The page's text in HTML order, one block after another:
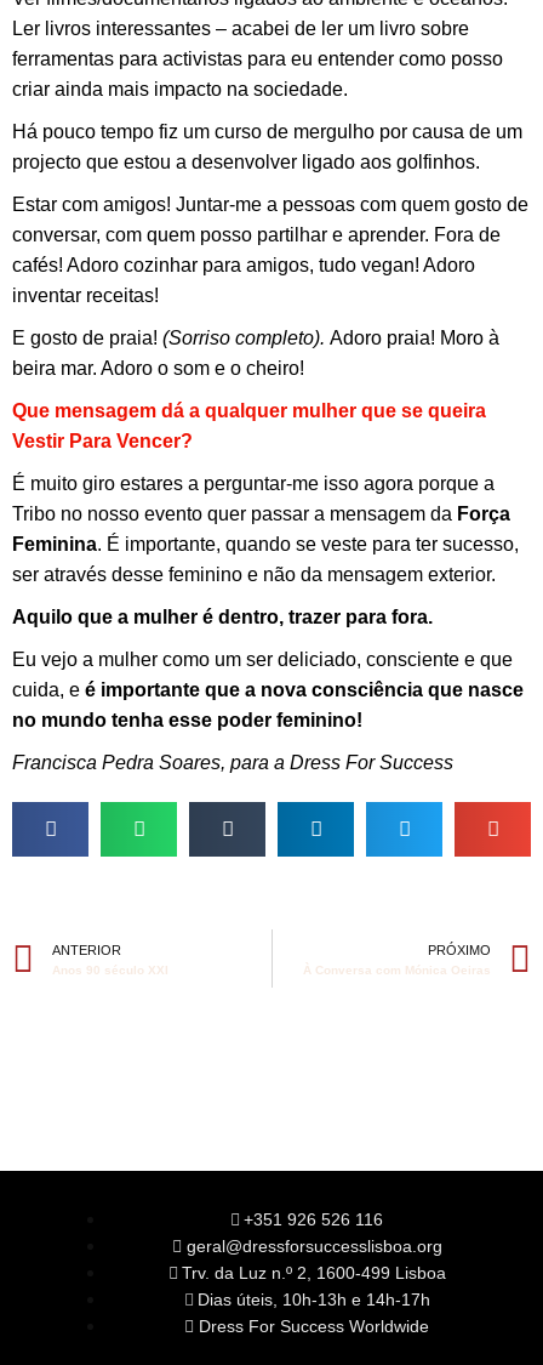
Ler livros interessantes – acabei de ler um livro sobre
ferramentas para activistas para eu entender como posso
criar ainda mais impacto na sociedade.
Há pouco tempo fiz um curso de mergulho por causa de um
projecto que estou a desenvolver ligado aos golfinhos.
Estar com amigos! Juntar-me a pessoas com quem gosto de
conversar, com quem posso partilhar e aprender. Fora de
cafés! Adoro cozinhar para amigos, tudo vegan! Adoro
inventar receitas!
E gosto de praia! (Sorriso completo). Adoro praia! Moro à
beira mar. Adoro o som e o cheiro!
Que mensagem dá a qualquer mulher que se queira
Vestir Para Vencer?
É muito giro estares a perguntar-me isso agora porque a
Tribo no nosso evento quer passar a mensagem da Força
Feminina. É importante, quando se veste para ter sucesso,
ser através desse feminino e não da mensagem exterior.
Aquilo que a mulher é dentro, trazer para fora.
Eu vejo a mulher como um ser deliciado, consciente e que
cuida, e é importante que a nova consciência que nasce
no mundo tenha esse poder feminino!
Francisca Pedra Soares, para a Dress For Success
ANTERIOR
Anos 90 século XXI
PRÓXIMO
À Conversa com Mónica Oeiras
+351 926 526 116
geral@dressforsuccesslisboa.org
Trv. da Luz n.º 2, 1600-499 Lisboa
Dias úteis, 10h-13h e 14h-17h
Dress For Success Worldwide